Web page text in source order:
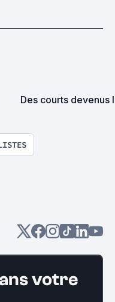
Des courts devenus
votre